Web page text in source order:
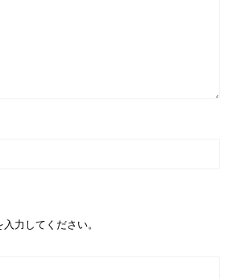
力してください。